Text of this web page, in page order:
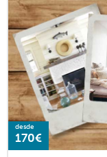
desde
170€